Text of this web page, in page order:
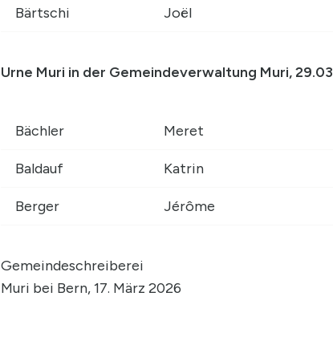
Bärtschi Joël
Urne Muri in der Gemeindeverwaltung Muri,
Bächler Meret
Baldauf Katrin
Berger Jérôme
Gemeindeschreiberei
Muri bei Bern, 17. März 2026